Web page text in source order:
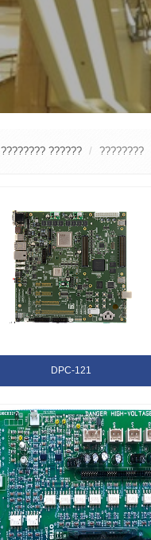
????????
?????? ????????
DPC-121